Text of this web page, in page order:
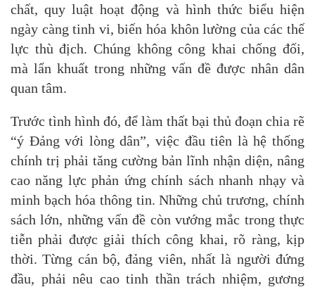
chất, quy luật hoạt động và hình thức biểu hiện
ngày càng tinh vi, biến hóa khôn lường của các thế
lực thù địch. Chúng không công khai chống đối,
mà lẩn khuất trong những vấn đề được nhân dân
quan tâm.
Trước tình hình đó, để làm thất bại thủ đoạn chia rẽ
“ý Đảng với lòng dân”, việc đầu tiên là hệ thống
chính trị phải tăng cường bản lĩnh nhận diện, nâng
cao năng lực phản ứng chính sách nhanh nhạy và
minh bạch hóa thông tin. Những chủ trương, chính
sách lớn, những vấn đề còn vướng mắc trong thực
tiễn phải được giải thích công khai, rõ ràng, kịp
thời. Từng cán bộ, đảng viên, nhất là người đứng
đầu, phải nêu cao tinh thần trách nhiệm, gương